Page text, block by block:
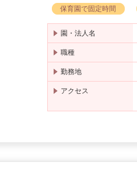
保育園で固定時間
園・法人名
職種
勤務地
アクセス